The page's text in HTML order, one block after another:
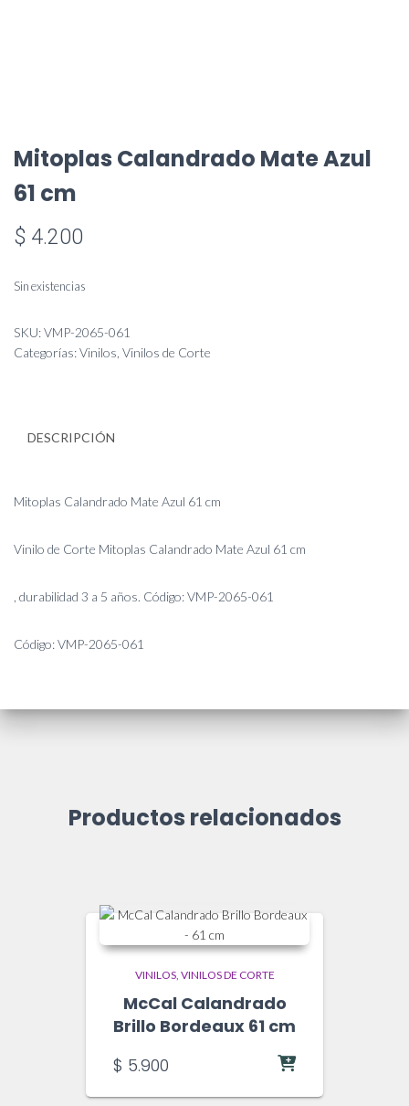
Mitoplas Calandrado Mate Azul
61 cm
$ 4.200
Sin existencias
SKU:VMP-2065-061
Categorías:Vinilos Vinilos de Corte
DESCRIPCIÓN
Mitoplas Calandrado Mate Azul 61 cm
Vinilo de Corte Mitoplas Calandrado Mate Azul 61 cm
, durabilidad 3 a 5 años. Código: VMP-2065-061
Código: VMP-2065-061
Productos relacionados
VINILOS VINILOS DE CORTE
McCal Calandrado
Brillo Bordeaux 61 cm
$ 5.900